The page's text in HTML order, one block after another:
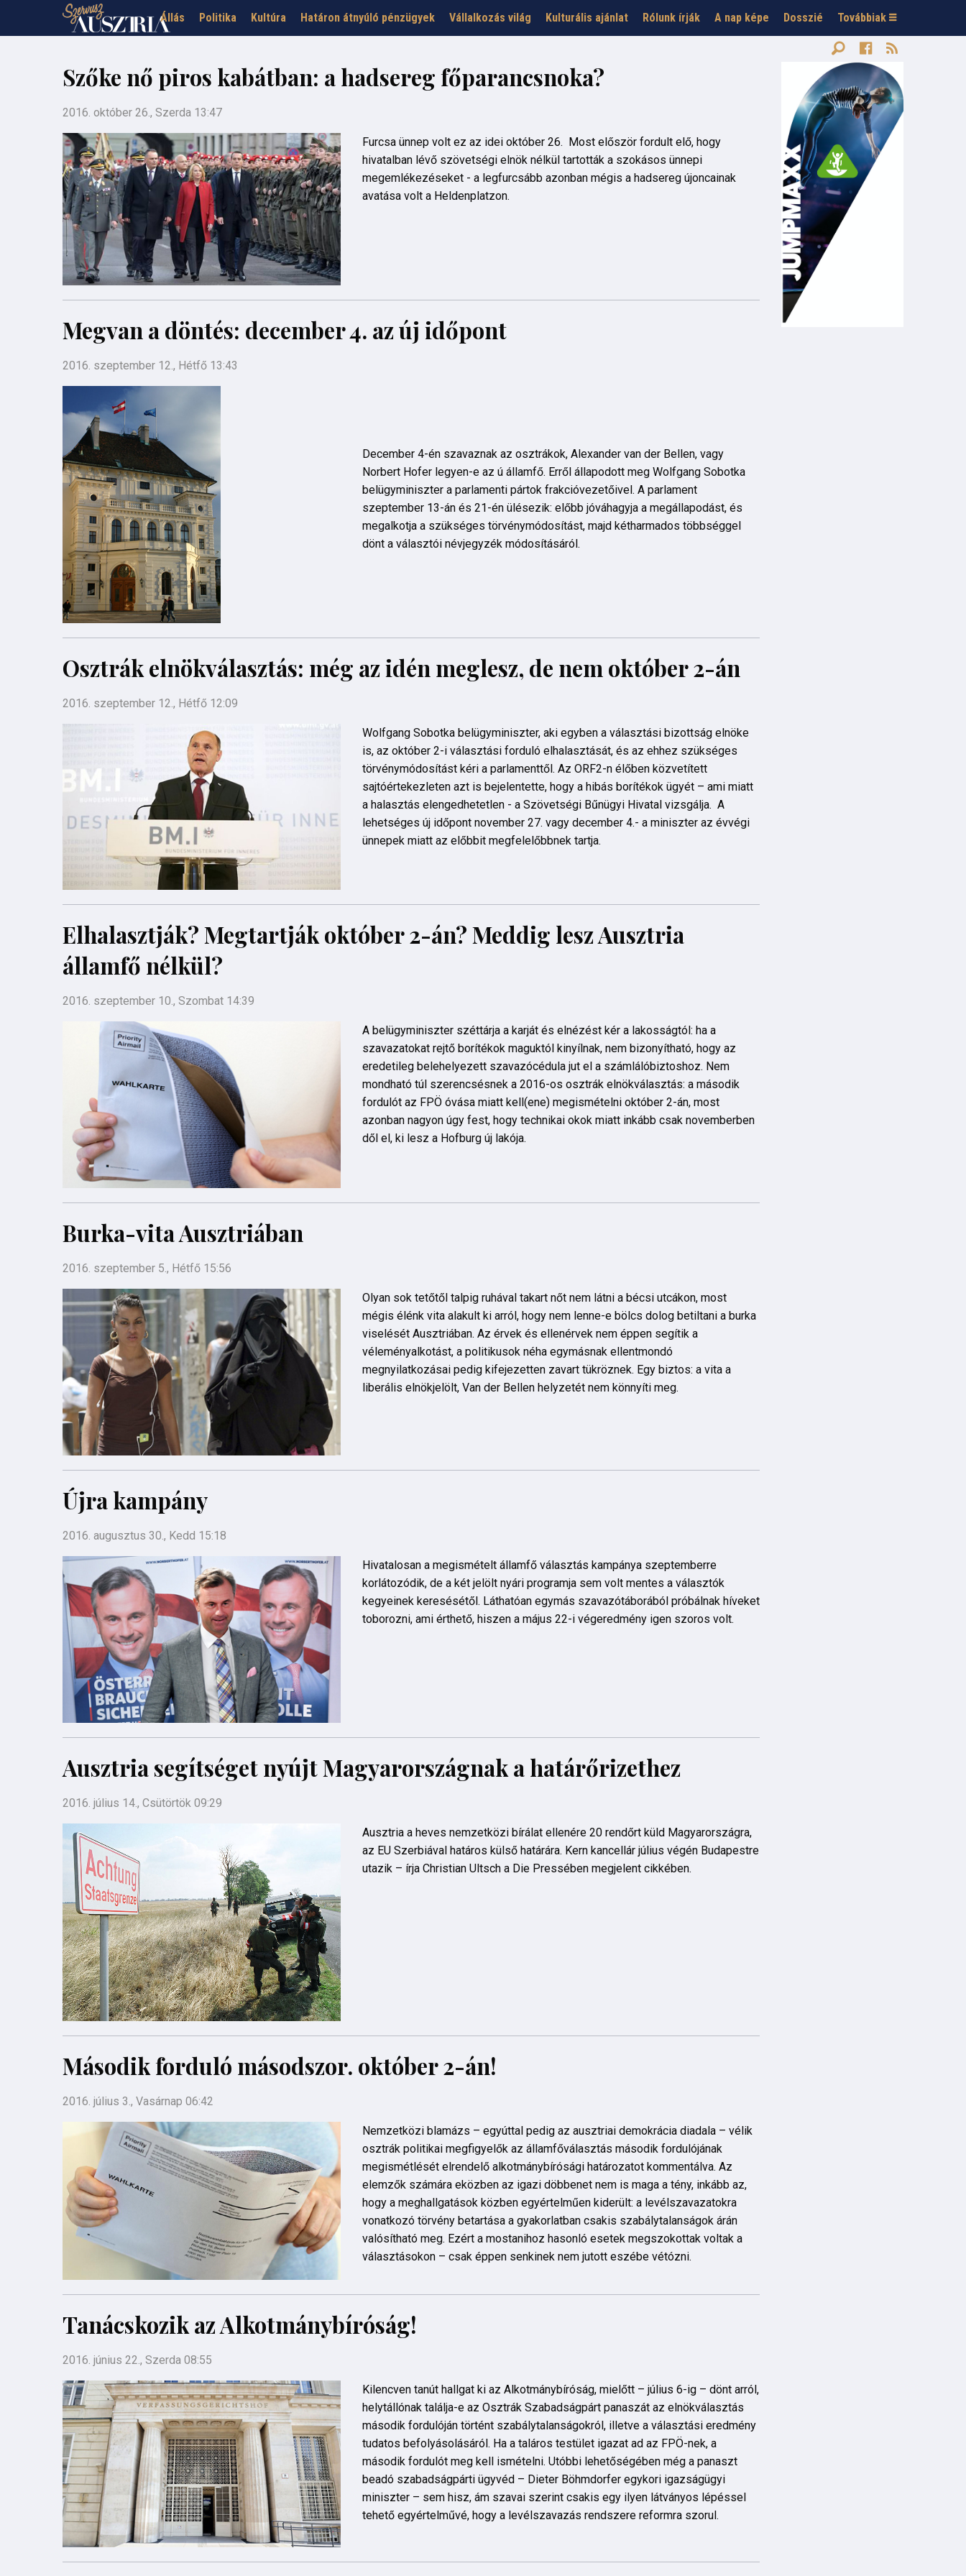
Állás Politika Kultúra Határon átnyúló pénzügyek Vállalkozás világ Kulturális ajánlat Rólunk írják A nap képe Dosszié Továbbiak
Szőke nő piros kabátban: a hadsereg főparancsnoka?
2016. október 26., Szerda 13:47
Furcsa ünnep volt ez az idei október 26. Most először fordult elő, hogy
hivatalban lévő szövetségi elnök nélkül tartották a szokásos ünnepi
megemlékezéseket - a legfurcsább azonban mégis a hadsereg újoncainak
avatása volt a Heldenplatzon.
Megvan a döntés: december 4. az új időpont
2016. szeptember 12., Hétfő 13:43
December 4-én szavaznak az osztrákok, Alexander van der Bellen, vagy
Norbert Hofer legyen-e az ú államfő. Erről állapodott meg Wolfgang Sobotka
belügyminiszter a parlamenti pártok frakcióvezetőivel. A parlament
szeptember 13-án és 21-én ülésezik: előbb jóváhagyja a megállapodást, és
megalkotja a szükséges törvénymódosítást, majd kétharmados többséggel
dönt a választói névjegyzék módosításáról.
Osztrák elnökválasztás: még az idén meglesz, de nem október 2-án
2016. szeptember 12., Hétfő 12:09
Wolfgang Sobotka belügyminiszter, aki egyben a választási bizottság elnöke
is, az október 2-i választási forduló elhalasztását, és az ehhez szükséges
törvénymódosítást kéri a parlamenttől. Az ORF2-n élőben közvetített
sajtóértekezleten azt is bejelentette, hogy a hibás borítékok ügyét – ami miatt
a halasztás elengedhetetlen - a Szövetségi Bűnügyi Hivatal vizsgálja. A
lehetséges új időpont november 27. vagy december 4.- a miniszter az évvégi
ünnepek miatt az előbbit megfelelőbbnek tartja.
Elhalasztják? Megtartják október 2-án? Meddig lesz Ausztria
államfő nélkül?
2016. szeptember 10., Szombat 14:39
A belügyminiszter széttárja a karját és elnézést kér a lakosságtól: ha a
szavazatokat rejtő borítékok maguktól kinyílnak, nem bizonyítható, hogy az
eredetileg belehelyezett szavazócédula jut el a számlálóbiztoshoz. Nem
mondható túl szerencsésnek a 2016-os osztrák elnökválasztás: a második
fordulót az FPÖ óvása miatt kell(ene) megismételni október 2-án, most
azonban nagyon úgy fest, hogy technikai okok miatt inkább csak novemberben
dől el, ki lesz a Hofburg új lakója.
Burka-vita Ausztriában
2016. szeptember 5., Hétfő 15:56
Olyan sok tetőtől talpig ruhával takart nőt nem látni a bécsi utcákon, most
mégis élénk vita alakult ki arról, hogy nem lenne-e bölcs dolog betiltani a burka
viselését Ausztriában. Az érvek és ellenérvek nem éppen segítik a
véleményalkotást, a politikusok néha egymásnak ellentmondó
megnyilatkozásai pedig kifejezetten zavart tükröznek. Egy biztos: a vita a
liberális elnökjelölt, Van der Bellen helyzetét nem könnyíti meg.
Újra kampány
2016. augusztus 30., Kedd 15:18
Hivatalosan a megismételt államfő választás kampánya szeptemberre
korlátozódik, de a két jelölt nyári programja sem volt mentes a választók
kegyeinek keresésétől. Láthatóan egymás szavazótáborából próbálnak híveket
toborozni, ami érthető, hiszen a május 22-i végeredmény igen szoros volt.
Ausztria segítséget nyújt Magyarországnak a határőrizethez
2016. július 14., Csütörtök 09:29
Ausztria a heves nemzetközi bírálat ellenére 20 rendőrt küld Magyarországra,
az EU Szerbiával határos külső határára. Kern kancellár július végén Budapestre
utazik – írja Christian Ultsch a Die Pressében megjelent cikkében.
Második forduló másodszor. október 2-án!
2016. július 3., Vasárnap 06:42
Nemzetközi blamázs – egyúttal pedig az ausztriai demokrácia diadala – vélik
osztrák politikai megfigyelők az államfőválasztás második fordulójának
megismétlését elrendelő alkotmánybírósági határozatot kommentálva. Az
elemzők számára eközben az igazi döbbenet nem is maga a tény, inkább az,
hogy a meghallgatások közben egyértelműen kiderült: a levélszavazatokra
vonatkozó törvény betartása a gyakorlatban csakis szabálytalanságok árán
valósítható meg. Ezért a mostanihoz hasonló esetek megszokottak voltak a
választásokon – csak éppen senkinek nem jutott eszébe vétózni.
Tanácskozik az Alkotmánybíróság!
2016. június 22., Szerda 08:55
Kilencven tanút hallgat ki az Alkotmánybíróság, mielőtt – július 6-ig – dönt arról,
helytállónak találja-e az Osztrák Szabadságpárt panaszát az elnökválasztás
második fordulóján történt szabálytalanságokról, illetve a választási eredmény
tudatos befolyásolásáról. Ha a taláros testület igazat ad az FPÖ-nek, a
második fordulót meg kell ismételni. Utóbbi lehetőségében még a panaszt
beadó szabadságpárti ügyvéd – Dieter Böhmdorfer egykori igazságügyi
miniszter – sem hisz, ám szavai szerint csakis egy ilyen látványos lépéssel
tehető egyértelművé, hogy a levélszavazás rendszere reformra szorul.